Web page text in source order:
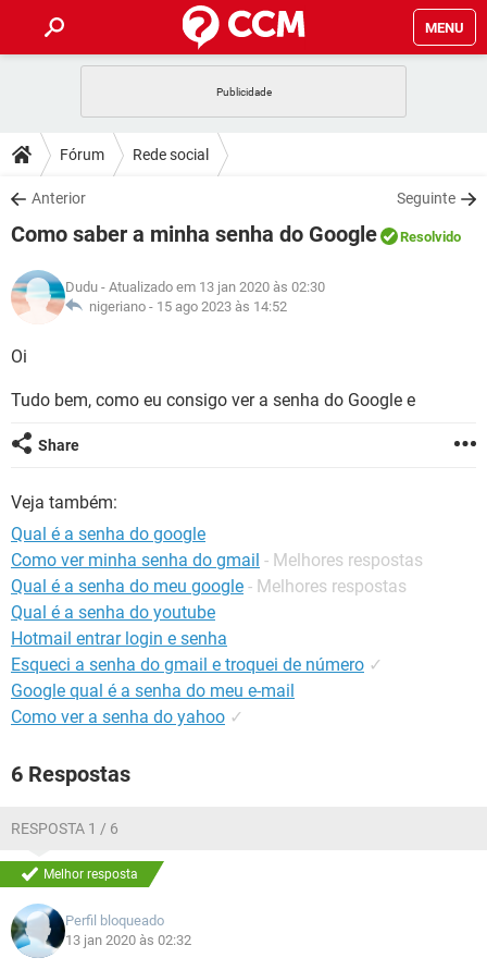
MENU
CELULAR
OUTLOOK
INSTAGRAM GMAIL
GUIA DE COMPRAS
DICAS
JOGOS
INSTAGRAM GMAIL
DOWNLOADS
JOGOS WHATSAPP
CELULAR
OUTLOOK EXCEL
INSTAGRAM
JOGOS WHATSAPP
OUTLOOK
INSTAGRAM GMAIL
GUIA DE COMPRAS
GLOSSÁRIO
JOGOS
INSTAGRAM
GUIA DE COMPRAS
Fórum Rede social
Anterior Seguinte
Como saber a minha senha do Google Resolvido
Dudu - Atualizado em 13 jan 2020 às 02:30
nigeriano - 15 ago 2023 às 14:52
Oi
Tudo bem, como eu consigo ver a senha do Google e
Share
Veja também:
Qual é a senha do google
Como ver minha senha do gmail - Melhores respostas
Qual é a senha do meu google - Melhores respostas
Qual é a senha do youtube
Hotmail entrar login e senha
Esqueci a senha do gmail e troquei de número ✓
Google qual é a senha do meu e-mail
Como ver a senha do yahoo ✓
6 Respostas
RESPOSTA 1 / 6
Melhor resposta
Perfil bloqueado
13 jan 2020 às 02:32